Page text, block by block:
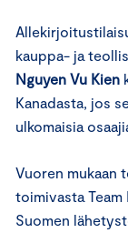
kauppa- ja
Nguyen Vu Kien
Kanadasta, jos
ulkomaisia
Vuoren mukaan
toimivasta
Suomen